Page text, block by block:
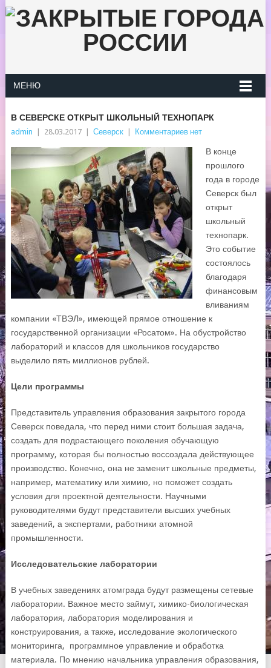
МЕНЮ
В СЕВЕРСКЕ ОТКРЫТ ШКОЛЬНЫЙ ТЕХНОПАРК
admin 28.03.2017 Северск Комментариев нет
В конце
прошлого
года в городе
Северск был
открыт
школьный
технопарк.
Это событие
состоялось
благодаря
финансовым
вливаниям
компании «ТВЭЛ», имеющей прямое отношение к
государственной организации «Росатом». На обустройство
лабораторий и классов для школьников государство
выделило пять миллионов рублей.
Цели программы
Представитель управления образования закрытого города
Северск поведала, что перед ними стоит большая задача,
создать для подрастающего поколения обучающую
программу, которая бы полностью воссоздала действующее
производство. Конечно, она не заменит школьные предметы,
например, математику или химию, но поможет создать
условия для проектной деятельности. Научными
руководителями будут представители высших учебных
заведений, а экспертами, работники атомной
промышленности.
Исследовательские лаборатории
В учебных заведениях атомграда будут размещены сетевые
лаборатории. Важное место займут, химико-биологическая
лаборатория, лаборатория моделирования и
конструирования, а также, исследование экологического
мониторинга, программное управление и обработка
материала. По мнению начальника управления образования,